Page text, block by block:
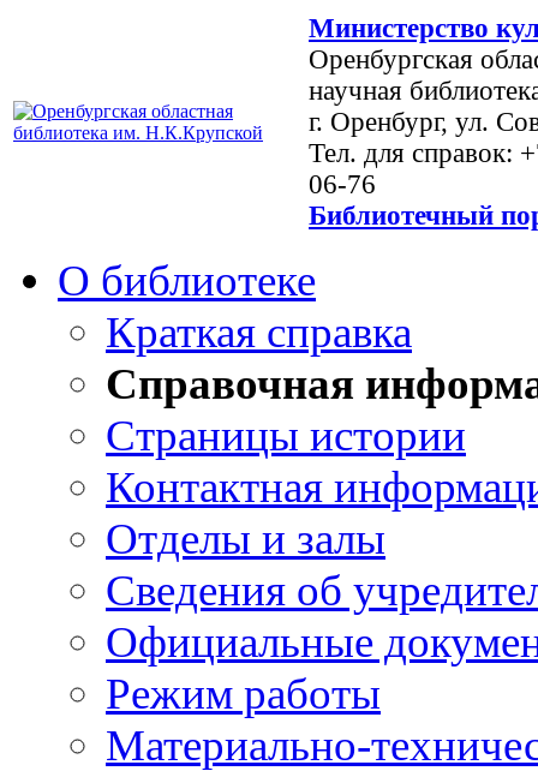
Министерство
Оренбургская
научная
г. Оренбург, ул.
Тел. для справок:
06-76
Библиотечный
О библиотеке
Краткая справка
Справочная
Страницы истории
Контактная
Отделы и залы
Сведения об
Официальные
Режим работы
Материально-